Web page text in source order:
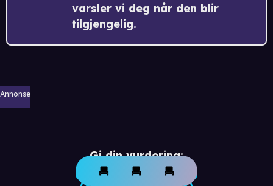
varsler vi deg når den blir
tilgjengelig.
Annonse
Gi din vurdering: